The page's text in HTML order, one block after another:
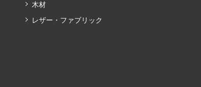
木材
レザー・ファブリック